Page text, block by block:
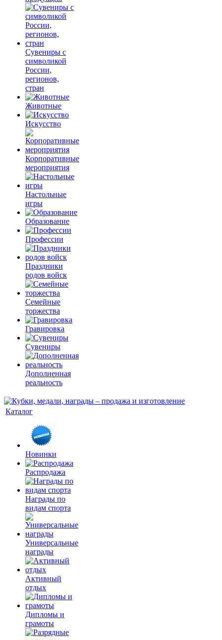
Сувениры с
символикой
России,
регионов,
стран
Животные
Искусство
Корпоративные
мероприятия
Настольные
игры
Образование
Профессии
Праздники
родов войск
Семейные
торжества
Гравировка
Сувениры
Дополненная
реальность
Каталог
Новинки
Распродажа
Награды по
видам спорта
Универсальные
награды
Активный
отдых
Дипломы и
грамоты